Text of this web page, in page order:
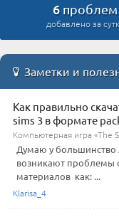
6 проблем
добавлено за
Заметки и
Как правильно
sims 3 в формате
Компьютерная игра «The
Думаю у большинство
возникают проблемы
материалов как: ...
Klarisa_4